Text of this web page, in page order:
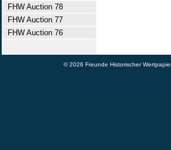
FHW Auction 78
FHW Auction 77
FHW Auction 76
© 2026 Freunde Historischer